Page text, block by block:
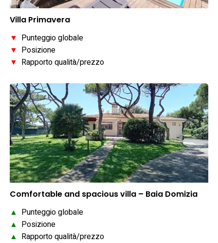
Villa Primavera
▼ Punteggio globale
▼ Posizione
▼ Rapporto qualità/prezzo
Comfortable and spacious villa – Baia Domizia
▲ Punteggio globale
▲ Posizione
▲ Rapporto qualità/prezzo